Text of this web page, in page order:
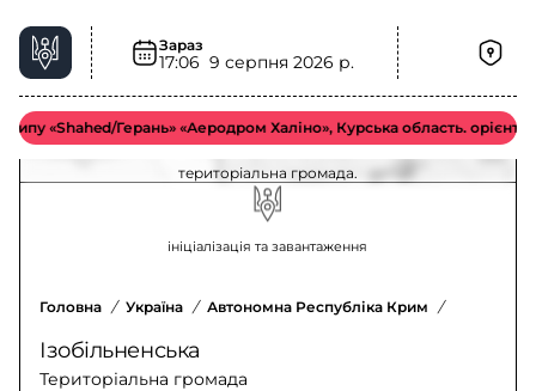
Зараз
17:06 9 серпня 2026 р.
«Shahed/Герань» «Аеродром Халіно», Курська область.
Пожежна небезпека у Ізобільненська
територіальна громада – актуальна ситуація
Оновлення щодо пожежної небезпеки у Ізобільненська
територіальна громада.
ініціалізація та завантаження
Головна / Україна / Автономна Республіка Крим /
Ізобільненська
Територіальна громада